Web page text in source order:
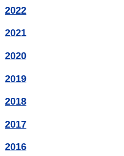
2022
2021
2020
2019
2018
2017
2016